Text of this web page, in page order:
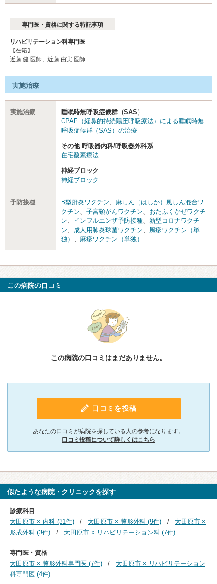
専門医・資格に関する特記事項
リハビリテーション科専門医
【在籍】
近藤 健 医師、近藤 由実 医師
実施治療
実施治療
睡眠時無呼吸症候群（SAS）
CPAP（経鼻的持続陽圧呼吸療法）による睡眠時無
呼吸症候群（SAS）の治療
その他 呼吸器内科/呼吸器外科系
在宅酸素療法
神経ブロック
神経ブロック
予防接種 B型肝炎ワクチン
麻しん（はしか）風しん混合ワ
クチン
子宮頸がんワクチン
おたふくかぜワクチ
ン
インフルエンザ予防接種
新型コロナワクチ
ン
成人用肺炎球菌ワクチン
風疹ワクチン（単
独）
麻疹ワクチン（単独）
この病院の口コミ
この病院の口コミはまだありません。
口コミを投稿
あなたの口コミが病院を探している人の参考になります。
口コミ投稿について詳しくはこちら
似たような病院・クリニックを探す
診療科目
大田原市 × 内科 (31件)
大田原市 × 整形外科 (9件)
大田原市 ×
形成外科 (3件)
大田原市 × リハビリテーション科 (7件)
専門医・資格
大田原市 × 整形外科専門医 (7件)
大田原市 × リハビリテーション
科専門医 (4件)